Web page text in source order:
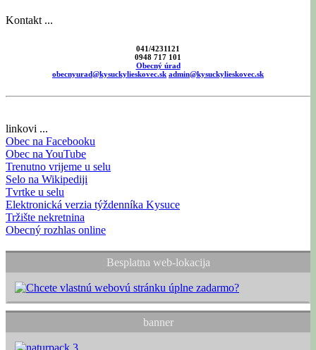
Kontakt ...
041/4231121
0948 717 101
Obecný úrad
obecnyurad@kysuckylieskovec.sk admin@kysuckylieskovec.sk
linkovi ...
Obec na Facebooku
Obec na YouTube
Trenutno vrijeme u selu
Selo na Wikipediji
Tvrtke u selu
Elektronická verzia týždenníka Kysuce
Tržište nekretnina
Obecný rozhlas online
Besplatna web-lokacija
banner